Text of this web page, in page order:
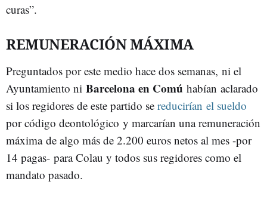
curas”.
REMUNERACIÓN MÁXIMA
Preguntados por este medio hace dos semanas, ni el
Ayuntamiento ni Barcelona en Comú habían aclarado
si los regidores de este partido se reducirían el sueldo
por código deontológico y marcarían una remuneración
máxima de algo más de 2.200 euros netos al mes -por
14 pagas- para Colau y todos sus regidores como el
mandato pasado.